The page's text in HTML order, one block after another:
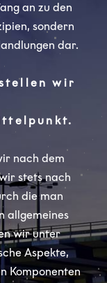
an zu den
sondern
dar.
wir
nach dem
stets nach
die man
allgemeines
wir unter
Aspekte,
Komponenten